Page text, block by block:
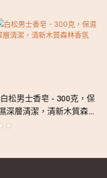
白松男士香皂 - 300克，保
深層清潔，清新木質森林